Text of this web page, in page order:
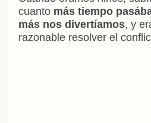
cuanto más tiempo
más nos divertíamos, y
razonable resolver el